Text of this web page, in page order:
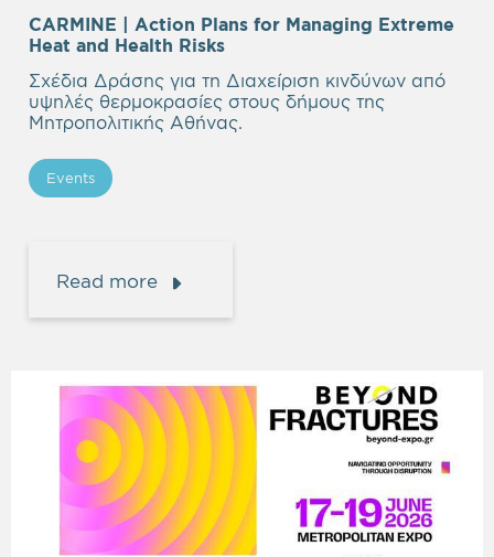
CARMINE | Action Plans for Managing Extreme
Heat and Health Risks
Σχέδια Δράσης για τη Διαχείριση κινδύνων από
υψηλές θερμοκρασίες στους δήμους της
Μητροπολιτικής Αθήνας.
Events
Read more